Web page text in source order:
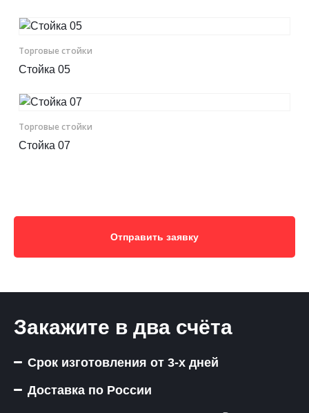
Торговые стойки
Стойка 05
Торговые стойки
Стойка 07
Отправить заявку
Закажите в два счёта
Срок изготовления от 3-х дней
Доставка по России